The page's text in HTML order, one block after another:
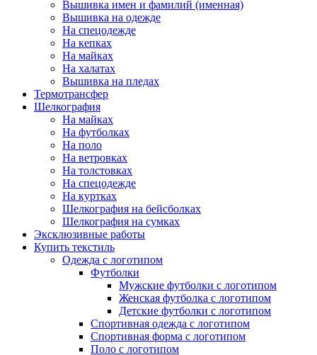
Вышивка имен и фамилий (именная)
Вышивка на одежде
На спецодежде
На кепках
На майках
На халатах
Вышивка на пледах
Термотрансфер
Шелкография
На майках
На футболках
На поло
На ветровках
На толстовках
На спецодежде
На куртках
Шелкография на бейсболках
Шелкография на сумках
Эксклюзивные работы
Купить текстиль
Одежда с логотипом
Футболки
Мужские футболки с логотипом
Женская футболка с логотипом
Детские футболки с логотипом
Спортивная одежда с логотипом
Спортивная форма с логотипом
Поло с логотипом